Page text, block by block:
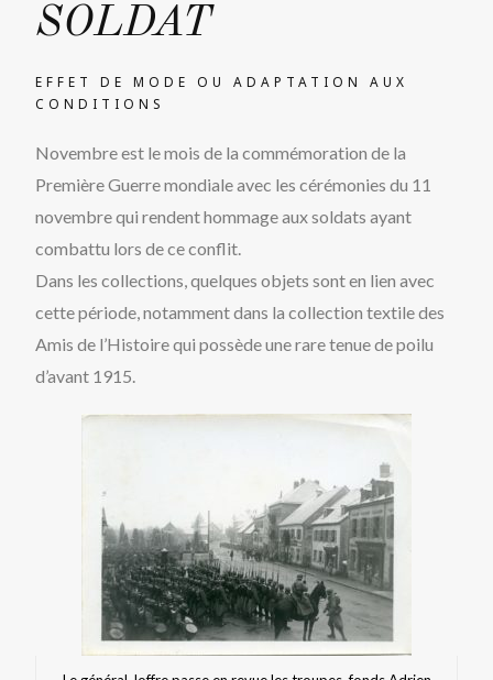
SOLDAT
EFFET DE MODE OU ADAPTATION AUX
CONDITIONS
Novembre est le mois de la commémoration de la
Première Guerre mondiale avec les cérémonies du 11
novembre qui rendent hommage aux soldats ayant
combattu lors de ce conflit.
Dans les collections, quelques objets sont en lien avec
cette période, notamment dans la collection textile des
Amis de l’Histoire qui possède une rare tenue de poilu
d’avant 1915.